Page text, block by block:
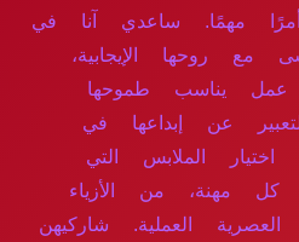
مهمًا. ساعدي آنا في
مع روحها الإيجابية،
يناسب طموحها
عن إبداعها في
الملابس التي
كل مهنة، من الأزياء
العصرية العملية. شاركيهن